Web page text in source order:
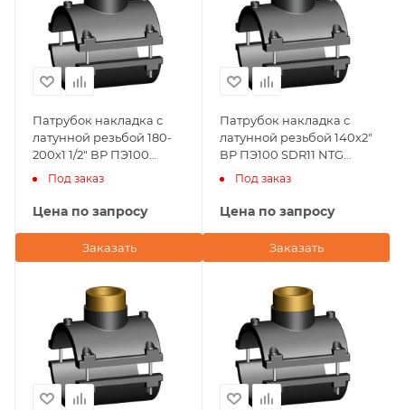
Патрубок накладка с
латунной резьбой 180-
200х1 1/2" ВР ПЭ100
SDR11 NTG Plastik
Под заказ
Цена по запросу
Заказать
Патрубок накладка с
латунной резьбой 140х2"
ВР ПЭ100 SDR11 NTG
Plastik
Под заказ
Цена по запросу
Заказать